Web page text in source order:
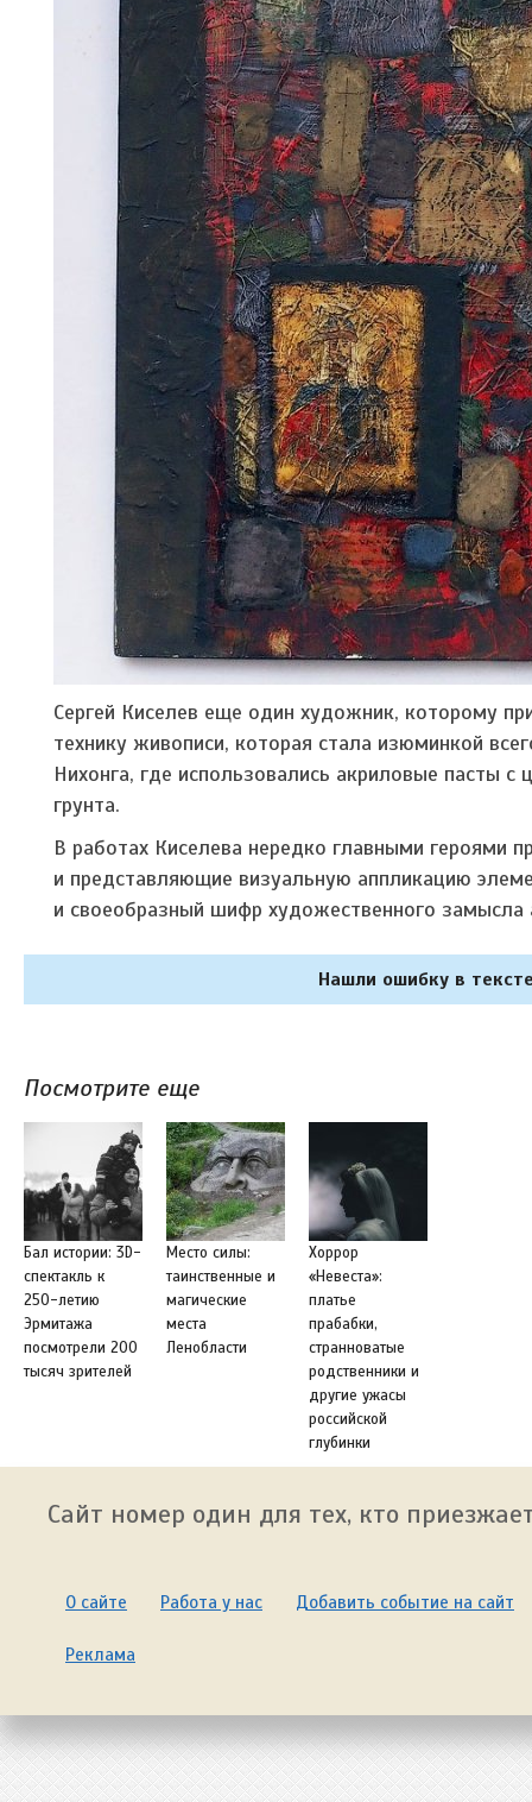
Сергей Киселев еще один художник, которому
технику живописи, которая стала изюминкой
Нихонга, где использовались акриловые пасты
грунта.
В работах Киселева нередко главными героями
и представляющие визуальную аппликацию
и своеобразный шифр художественного замысла
Нашли ошибку в
Посмотрите еще
Бал истории: 3D-
спектакль к
250-летию
Эрмитажа
посмотрели 200
тысяч зрителей
Место силы:
таинственные и
магические
места
Ленобласти
Хоррор
«Невеста»:
платье
прабабки,
странноватые
родственники и
другие ужасы
российской
глубинки
Сайт номер один для тех, кто
О сайте Работа у нас Добавить событие на сайт
Реклама